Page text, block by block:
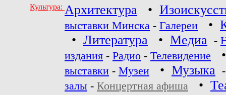
Культура: Архитектура •
выставки Минска - Галереи •
• Литература • Медиа -
издания - Радио - Телевидение
выставки - Музеи • Музыка
залы - Концертная афиша •